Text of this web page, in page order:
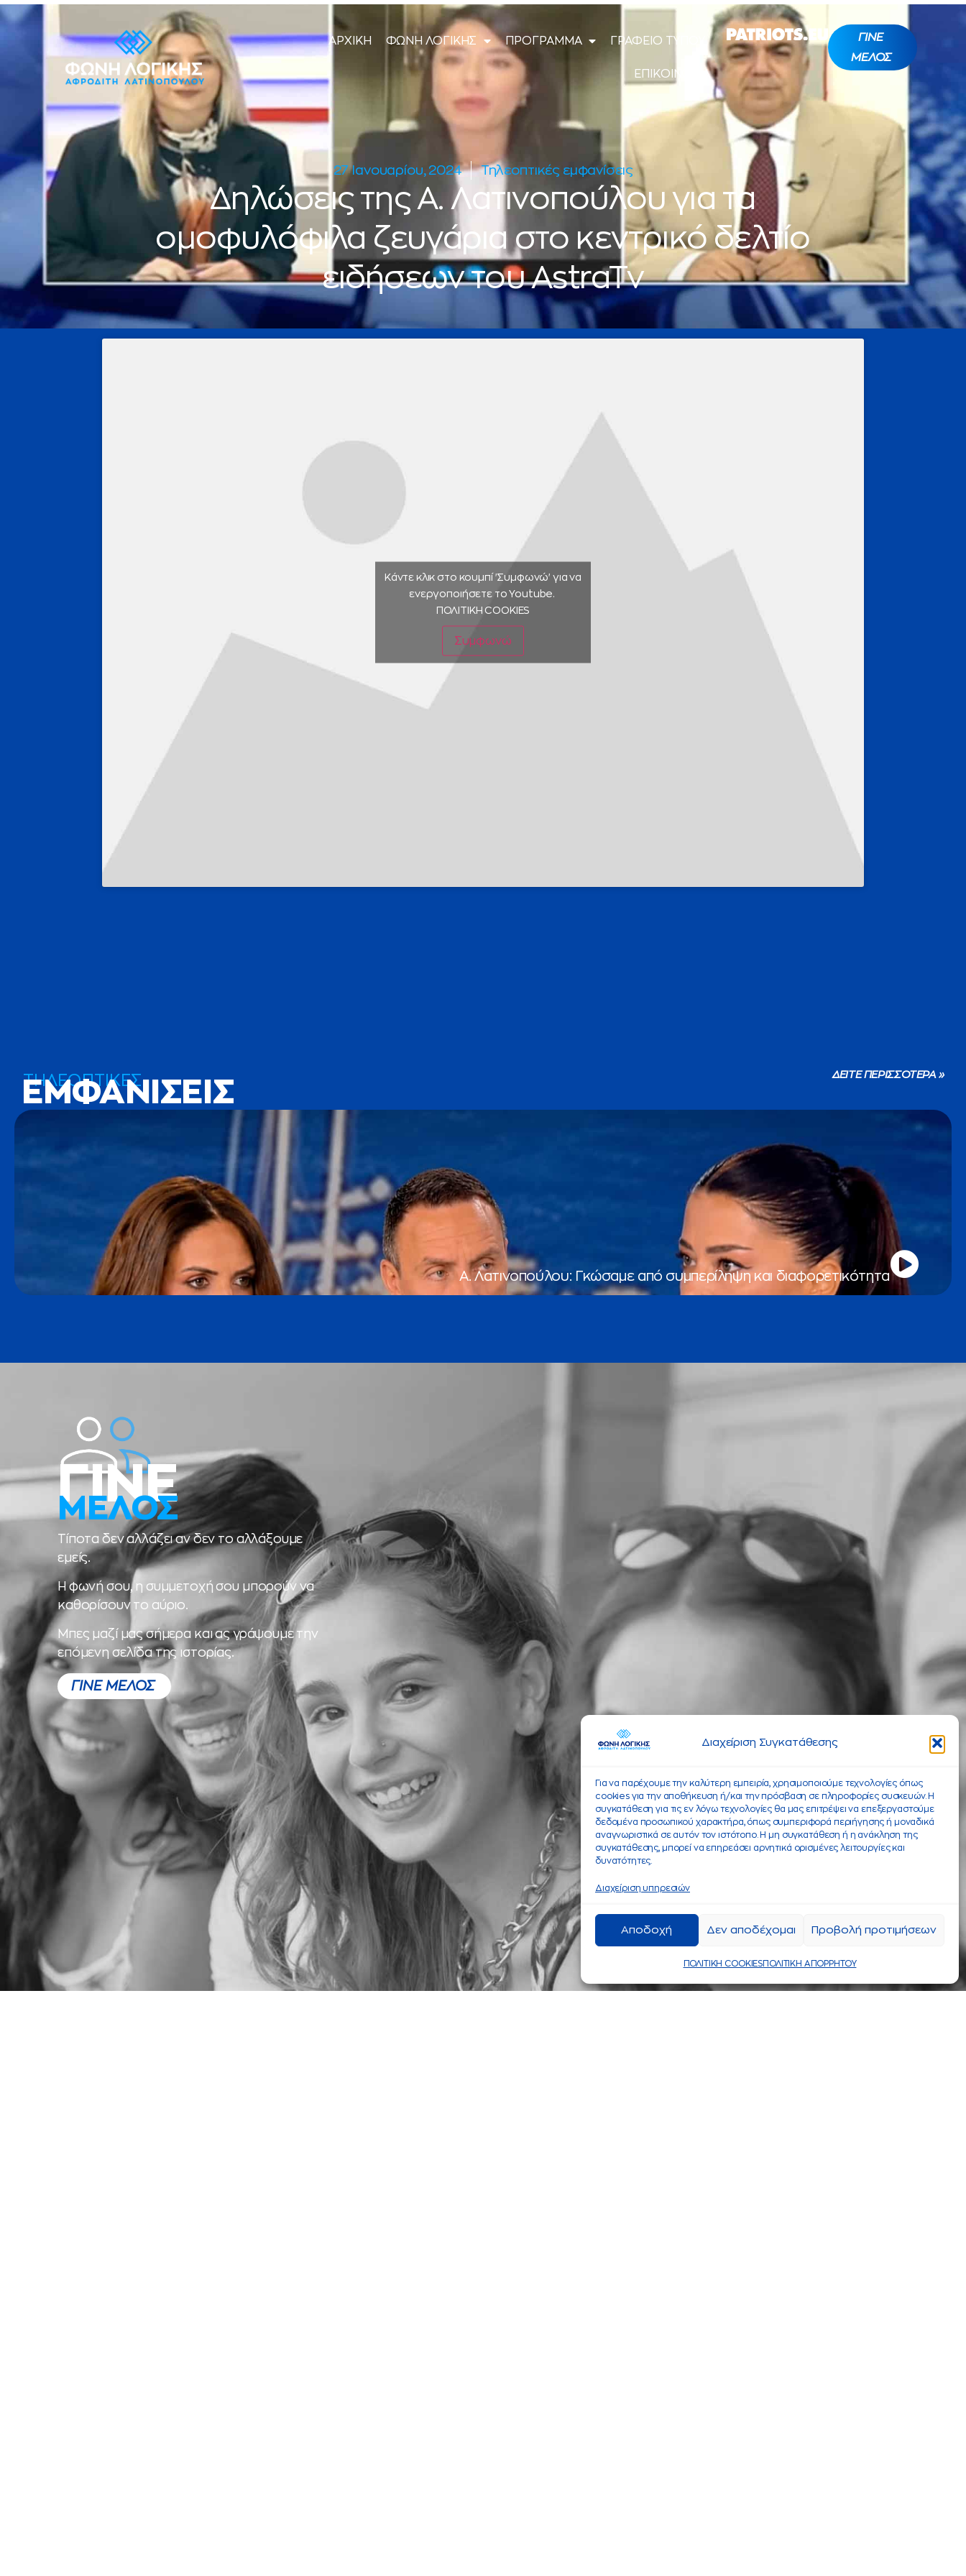
Διαχείριση Συγκατάθεσης
Για να παρέχουμε την καλύτερη εμπειρία, χρησιμοποιούμε τεχνολογίες όπως
cookies για την αποθήκευση ή/και την πρόσβαση σε πληροφορίες συσκευών. Η
συγκατάθεση για τις εν λόγω τεχνολογίες θα μας επιτρέψει να επεξεργαστούμε
δεδομένα προσωπικού χαρακτήρα, όπως συμπεριφορά περιήγησης ή μοναδικά
αναγνωριστικά σε αυτόν τον ιστότοπο. Η μη συγκατάθεση ή η ανάκληση της
συγκατάθεσης, μπορεί να επηρεάσει αρνητικά ορισμένες λειτουργίες και
δυνατότητες.
Διαχείριση υπηρεσιών
Αποδοχή Δεν αποδέχομαι Προβολή προτιμήσεων
ΠΟΛΙΤΙΚΗ COOKIESΠΟΛΙΤΙΚΗ ΑΠΟΡΡΗΤΟΥ
ΑΡΧΙΚΗ ΦΩΝΗ ΛΟΓΙΚΗΣ ΠΡΟΓΡΑΜΜΑ ΓΡΑΦΕΙΟ ΤΥΠΟΥ
ΕΠΙΚΟΙΝΩΝΙΑ
ΓΙΝΕ
ΜΕΛΟΣ
27 Ιανουαρίου, 2024 Τηλεοπτικές εμφανίσεις
Δηλώσεις της Α. Λατινοπούλου για τα
ομοφυλόφιλα ζευγάρια στο κεντρικό δελτίο
ειδήσεων του AstraTv
Κάντε κλικ στο κουμπί 'Συμφωνώ' για να
ενεργοποιήσετε το Youtube.
ΠΟΛΙΤΙΚΗ COOKIES
Συμφωνώ
ΤΗΛΕΟΠΤΙΚΕΣ
ΕΜΦΑΝΙΣΕΙΣ
ΔΕΙΤΕ ΠΕΡΙΣΣΟΤΕΡΑ »
Α. Λατινοπούλου: Γκώσαμε από συμπερίληψη και διαφορετικότητα
ΓΙΝΕ
ΜΕΛΟΣ
Τίποτα δεν αλλάζει αν δεν το αλλάξουμε
εμείς.
Η φωνή σου, η συμμετοχή σου μπορούν να
καθορίσουν το αύριο.
Μπες μαζί μας σήμερα και ας γράψουμε την
επόμενη σελίδα της ιστορίας.
ΓΙΝΕ ΜΕΛΟΣ